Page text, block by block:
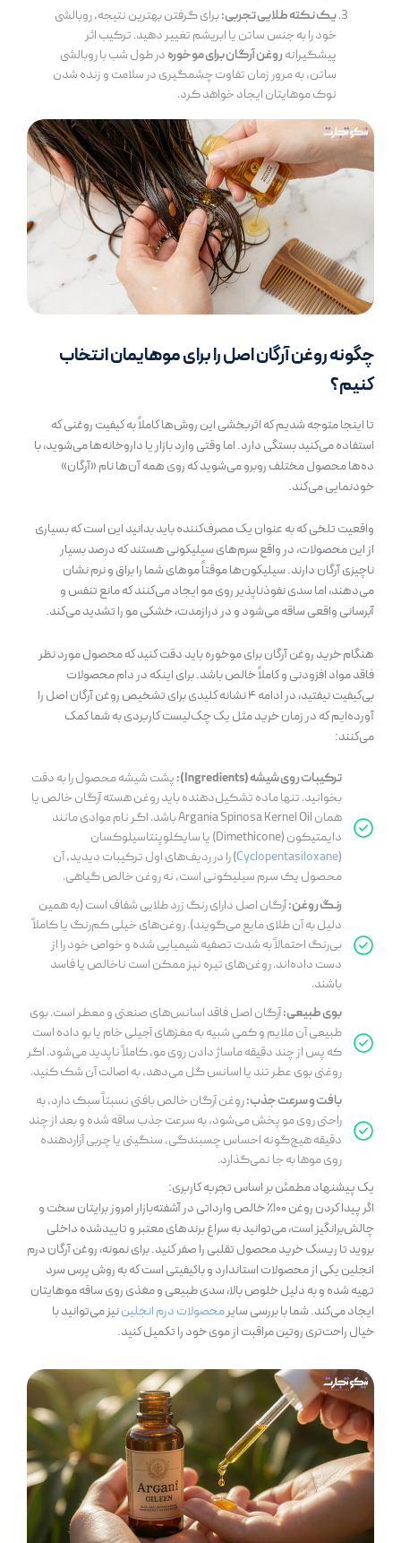
یک نکته طلایی تجربی:برای گرفتن بهترین نتیجه، روبالشی
خود را به جنس ساتن یا ابریشم تغییر دهید. ترکیب اثر
پیشگیرانه روغن آرگان برای موخوره در طول شب با روبالشی
ساتن، به مرور زمان تفاوت چشمگیری در سلامت و زنده شدن
نوک موهایتان ایجاد خواهد کرد.
چگونه روغن آرگان اصل را برای موهایمان انتخاب
کنیم؟
تا اینجا متوجه شدیم که اثربخشی این روش‌ها کاملاً به کیفیت روغنی که
استفاده می‌کنید بستگی دارد. اما وقتی وارد بازار یا داروخانه‌ها می‌شوید، با
ده‌ها محصول مختلف روبرو می‌شوید که روی همه آن‌ها نام «آرگان»
خودنمایی می‌کند.
واقعیت تلخی که به عنوان یک مصرف‌کننده باید بدانید این است که بسیاری
از این محصولات، در واقع سرم‌های سیلیکونی هستند که درصد بسیار
ناچیزی آرگان دارند. سیلیکون‌ها موقتاً موهای شما را براق و نرم نشان
می‌دهند، اما سدی نفوذناپذیر روی مو ایجاد می‌کنند که مانع تنفس و
آبرسانی واقعی ساقه می‌شود و در درازمدت، خشکی مو را تشدید می‌کند.
هنگام خرید روغن آرگان برای موخوره باید دقت کنید که محصول مورد نظر
فاقد مواد افزودنی و کاملاً خالص باشد. برای اینکه در دام محصولات
بی‌کیفیت نیفتید، در ادامه ۴ نشانه کلیدی برای تشخیص روغن آرگان اصل را
آورده‌ایم که در زمان خرید مثل یک چک‌لیست کاربردی به شما کمک
می‌کنند:
ترکیبات روی شیشه (Ingredients):
پشت شیشه محصول را به دقت
بخوانید. تنها ماده تشکیل‌دهنده باید روغن هسته آرگان خالص یا
همان Argania Spinosa Kernel Oilباشد. اگر نام موادی مانند
دایمتیکون (Dimethicone) یا سایکلوپنتاسیلوکسان
(
Cyclopentasiloxane) را در ردیف‌های اول ترکیبات دیدید، آن
محصول یک سرم سیلیکونی است، نه روغن خالص گیاهی.
رنگ روغن:آرگان اصل دارای رنگ زرد طلایی شفاف است (به همین
دلیل به آن طلای مایع می‌گویند). روغن‌های خیلی کم‌رنگ یا کاملاً
بی‌رنگ احتمالاً به شدت تصفیه شیمیایی شده و خواص خود را از
دست داده‌اند. روغن‌های تیره نیز ممکن است ناخالص یا فاسد
باشند.
بوی طبیعی:آرگان اصل فاقد اسانس‌های صنعتی و معطر است. بوی
طبیعی آن ملایم و کمی شبیه به مغزهای آجیلی خام یا بو داده است
که پس از چند دقیقه ماساژ دادن روی مو، کاملاً ناپدید می‌شود. اگر
روغنی بوی عطر تند یا اسانس گل می‌دهد، به اصالت آن شک کنید.
بافت و سرعت جذب:روغن آرگان خالص بافتی نسبتاً سبک دارد، به
راحتی روی مو پخش می‌شود، به سرعت جذب ساقه شده و بعد از چند
دقیقه هیچ‌گونه احساس چسبندگی، سنگینی یا چربی آزاردهنده
روی موها به جا نمی‌گذارد.
یک پیشنهاد مطمئن بر اساس تجربه کاربری:
اگر پیدا کردن روغن ۱۰۰٪ خالص وارداتی در آشفته‌بازار امروز برایتان سخت و
چالش‌برانگیز است، می‌توانید به سراغ برندهای معتبر و تاییدشده داخلی
بروید تا ریسک خرید محصول تقلبی را صفر کنید. برای نمونه، روغن آرگان درم
انجلین یکی از محصولات استاندارد و باکیفیتی است که به روش پرس سرد
تهیه شده و به دلیل خلوص بالا، سدی طبیعی و مغذی روی ساقه موهایتان
ایجاد می‌کند. شما با بررسی سایرمحصولات درم انجلیننیز می‌توانید با
خیال راحت‌تری روتین مراقبت از موی خود را تکمیل کنید.